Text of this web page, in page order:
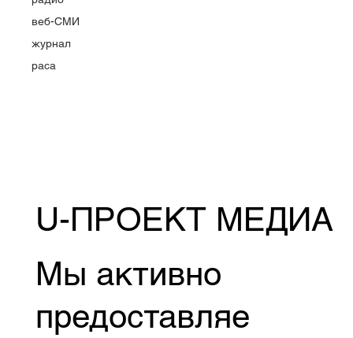
веб-СМИ
журнал
раса
U-ПРОЕКТ МЕДИА
Мы активно
предоставляе